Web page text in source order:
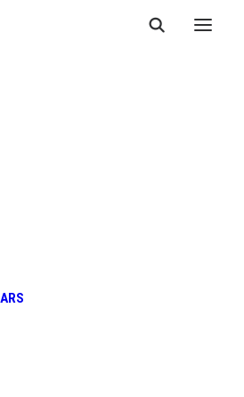
- PARIS / SAINT-
AFFRONTE
BUGATTI !